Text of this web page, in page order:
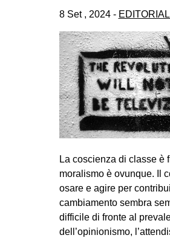
8 Set , 2024 -
La coscienza di classe è
moralismo è ovunque. Il
osare e agire per
cambiamento sembra
difficile di fronte al
dell’opinionismo,